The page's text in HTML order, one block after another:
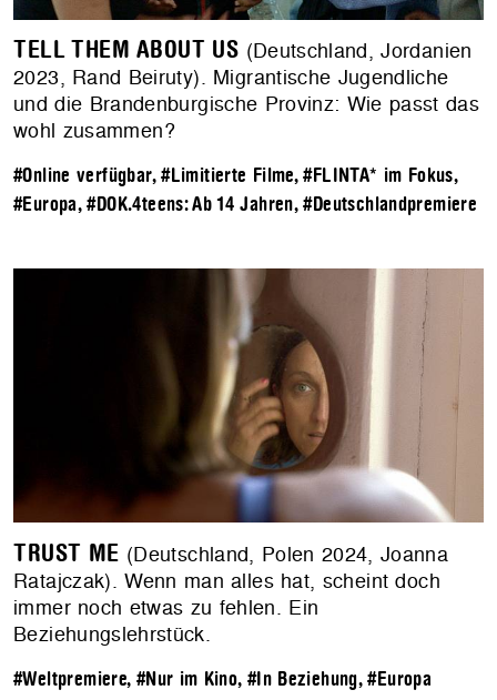
TELL THEM ABOUT US (Deutschland, Jordanien
2023, Rand Beiruty). Migrantische Jugendliche
und die Brandenburgische Provinz: Wie passt das
wohl zusammen?
#Online verfügbar,#Limitierte Filme,#FLINTA* im Fokus,
#Europa,#DOK.4teens: Ab 14 Jahren,#Deutschlandpremiere
TRUST ME (Deutschland, Polen 2024, Joanna
Ratajczak). Wenn man alles hat, scheint doch
immer noch etwas zu fehlen. Ein
Beziehungslehrstück.
#Weltpremiere, #Nur im Kino, #In Beziehung,#Europa